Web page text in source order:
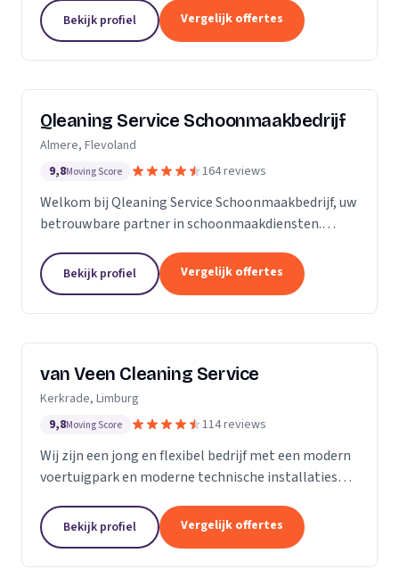
zijn Stel op Sprong gestart om mensen te helpen
en...
Bekijk profiel Vergelijk offertes
Qleaning Service Schoonmaakbedrijf
Almere, Flevoland
9,8Moving Score 164 reviews
Welkom bij Qleaning Service Schoonmaakbedrijf, uw
betrouwbare partner in schoonmaakdiensten.
ernaar om de standaard in schoonmaakexpertise
te...
Bekijk profiel Vergelijk offertes
van Veen Cleaning Service
Kerkrade, Limburg
9,8Moving Score 114 reviews
Wij zijn een jong en flexibel bedrijf met een modern
voertuigpark en moderne technische installaties
zowel voor Particulier als zakelijke klanten....
Bekijk profiel Vergelijk offertes